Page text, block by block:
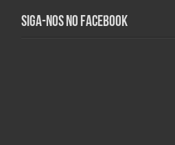
Siga-nos no Facebook